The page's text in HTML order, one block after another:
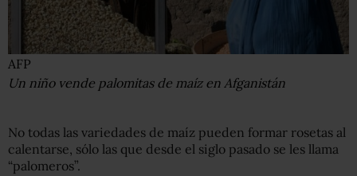
AFP
Un niño vende palomitas de maíz en Afganistán
No todas las variedades de maíz pueden formar rosetas al
calentarse, sólo las que desde el siglo pasado se les llama
“palomeros”.